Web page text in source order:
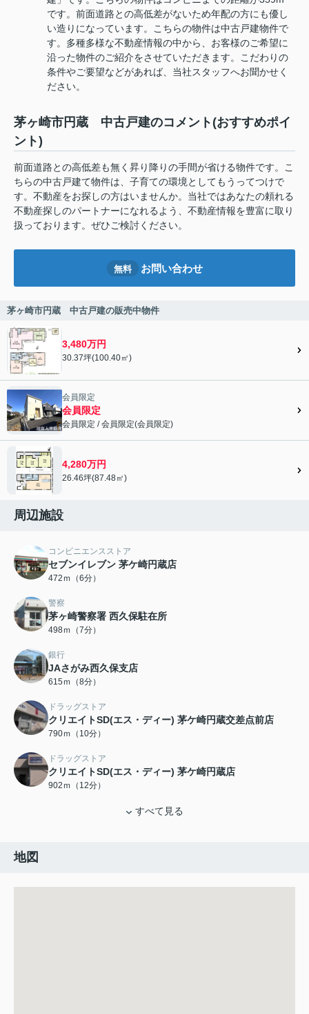
です。前面道路との高低差がないため年配の方にも優し
い造りになっています。こちらの物件は中古戸建物件で
す。多種多様な不動産情報の中から、お客様のご希望に
沿った物件のご紹介をさせていただきます。こだわりの
条件やご要望などがあれば、当社スタッフへお聞かせく
ださい。
茅ヶ崎市円蔵 中古戸建のコメント(おすすめポイ
ント)
前面道路との高低差も無く昇り降りの手間が省ける物件です。こ
ちらの中古戸建て物件は、子育ての環境としてもうってつけで
す。不動産をお探しの方はいませんか。当社ではあなたの頼れる
不動産探しのパートナーになれるよう、不動産情報を豊富に取り
扱っております。ぜひご検討ください。
無料 お問い合わせ
茅ヶ崎市円蔵 中古戸建の販売中物件
3,480万円
30.37坪(100.40㎡)
会員限定">
会員限定
会員限定
会員限定 /会員限定(会員限定)
4,280万円
26.46坪(87.48㎡)
周辺施設
コンビニエンスストア
セブンイレブン 茅ケ崎円蔵店
472ｍ（6分）
警察
茅ヶ崎警察署 西久保駐在所
498ｍ（7分）
銀行
JAさがみ西久保支店
615ｍ（8分）
ドラッグストア
クリエイトSD(エス・ディー) 茅ケ崎円蔵交差点前店
790ｍ（10分）
ドラッグストア
クリエイトSD(エス・ディー) 茅ケ崎円蔵店
902ｍ（12分）
すべて見る
地図